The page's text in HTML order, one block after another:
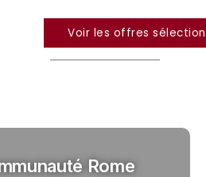
Voir les offres
Rome